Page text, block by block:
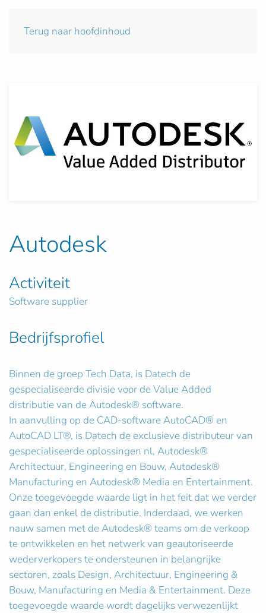
Terug naar hoofdinhoud
Autodesk
Activiteit
Software supplier
Bedrijfsprofiel
Binnen de groep Tech Data, is Datech de
gespecialiseerde divisie voor de Value Added
distributie van de Autodesk® software.
In aanvulling op de CAD-software AutoCAD® en
AutoCAD LT®, is Datech de exclusieve distributeur van
gespecialiseerde oplossingen nl, Autodesk®
Architectuur, Engineering en Bouw, Autodesk®
Manufacturing en Autodesk® Media en Entertainment.
Onze toegevoegde waarde ligt in het feit dat we verder
gaan dan enkel de distributie. Inderdaad, we werken
nauw samen met de Autodesk® teams om de verkoop
te ontwikkelen en het netwerk van geautoriseerde
wederverkopers te ondersteunen in belangrijke
sectoren, zoals Design, Architectuur, Engineering &
Bouw, Manufacturing en Media & Entertainment. Deze
toegevoegde waarde wordt dagelijks verwezenlijkt